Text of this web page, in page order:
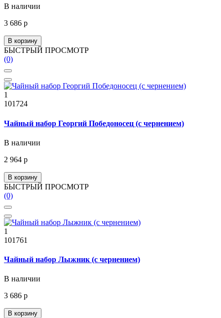
В наличии
3 686 р
В корзину
БЫСТРЫЙ ПРОСМОТР
(0)
1
101724
Чайный набор Георгий Победоносец (с чернением)
В наличии
2 964 р
В корзину
БЫСТРЫЙ ПРОСМОТР
(0)
1
101761
Чайный набор Лыжник (с чернением)
В наличии
3 686 р
В корзину